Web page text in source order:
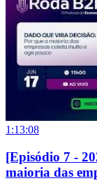
1:13:08
[Episódio 7 -
maioria das